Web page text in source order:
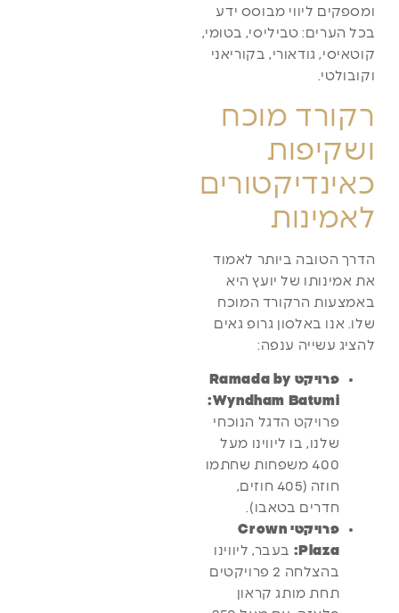
ומספקים ליווי מבוסס ידע
בכל הערים: טביליסי, בטומי,
קוטאיסי, גודאורי, בקוריאני
וקובולטי.
רקורד מוכח
ושקיפות
כאינדיקטורים
לאמינות
הדרך הטובה ביותר לאמוד
את אמינותו של יועץ היא
באמצעות הרקורד המוכח
שלו. אנו באלסון גרופ גאים
להציג עשייה ענפה:
פרויקט Ramada by
Wyndham Batumi:
פרויקט הדגל הנוכחי
שלנו, בו ליווינו מעל
400 משפחות שחתמו
חוזה (405 חוזים,
חדרים בטאבו).
פרויקטי Crown
Plaza:
בעבר, ליווינו
בהצלחה 2 פרויקטים
תחת מותג קראון